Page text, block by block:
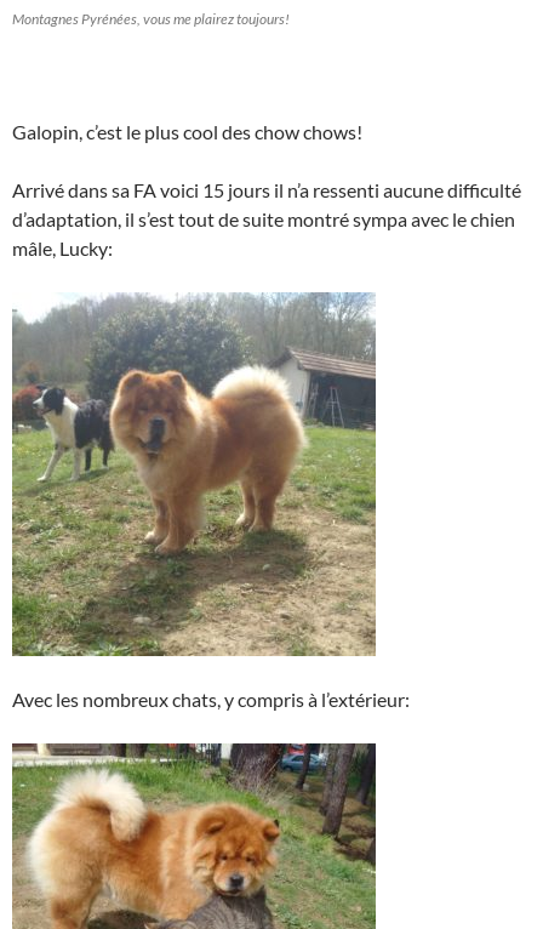
Montagnes Pyrénées, vous me plairez toujours!
Galopin, c’est le plus cool des chow chows!
Arrivé dans sa FA voici 15 jours il n’a ressenti aucune difficulté
d’adaptation, il s’est tout de suite montré sympa avec le chien
mâle, Lucky:
Avec les nombreux chats, y compris à l’extérieur: